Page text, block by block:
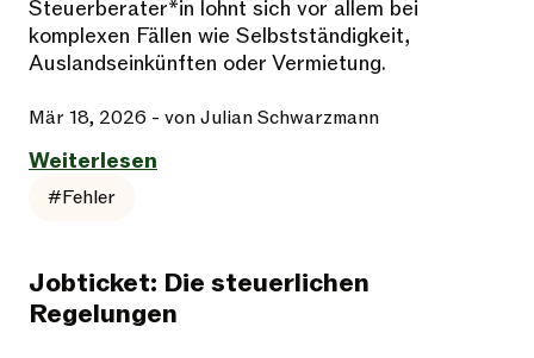
Steuerberater*in lohnt sich vor allem bei
komplexen Fällen wie Selbstständigkeit,
Auslandseinkünften oder Vermietung.
Mär 18, 2026 - von Julian Schwarzmann
Weiterlesen
#Fehler
Jobticket: Die steuerlichen
Regelungen